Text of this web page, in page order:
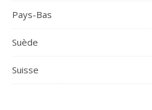
Pays-Bas
Suède
Suisse